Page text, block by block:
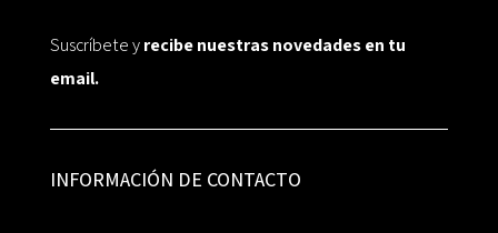
Suscríbete yrecibe nuestras novedades en tu
email.
INFORMACIÓN DE CONTACTO